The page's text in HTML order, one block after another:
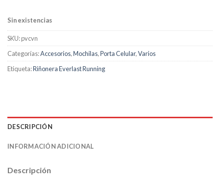
Sin existencias
SKU:pvcvn
Categorías:Accesorios,Mochilas,Porta Celular,Varios
Etiqueta:Riñonera Everlast Running
DESCRIPCIÓN
INFORMACIÓN ADICIONAL
Descripción